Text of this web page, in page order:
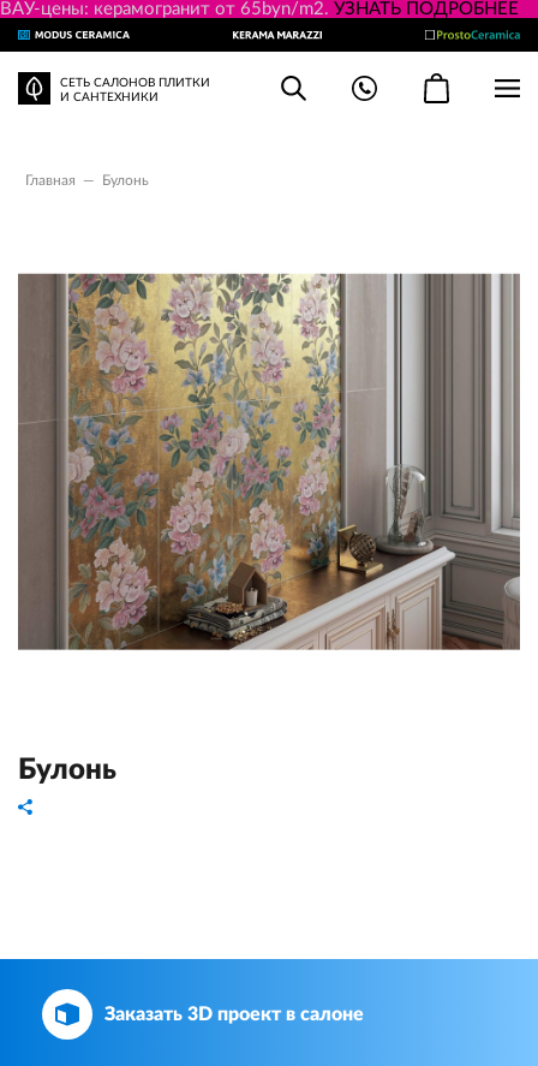
ВАУ-цены: керамогранит от 65byn/m2. УЗНАТЬ ПОДРОБНЕЕ
СЕТЬ САЛОНОВ ПЛИТКИ
И САНТЕХНИКИ
Главная — Булонь
Булонь
Заказать 3D проект в салоне